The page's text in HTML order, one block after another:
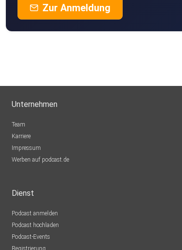
Zur Anmeldung
Unternehmen
Team
Karriere
Impressum
Werben auf podcast.de
Dienst
Podcast anmelden
Podcast hochladen
Podcast-Events
Registrierung